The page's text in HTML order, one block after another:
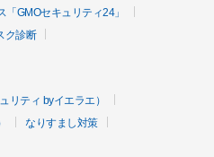
GMOセキュリティ24」
ク診断
リティ byイエラエ）
なりすまし対策